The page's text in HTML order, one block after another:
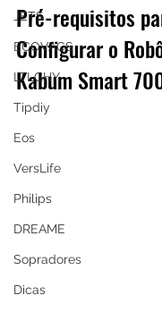
JETS
ECOVACS
LTLGHY
Tipdiy
Eos
VersLife
Philips
DREAME
Sopradores
Dicas
Pré-requisitos
Configurar o
Kabum Smart